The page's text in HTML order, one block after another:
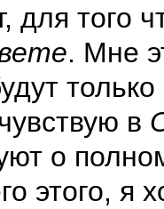
для того
. Мне
в
о
этого, я